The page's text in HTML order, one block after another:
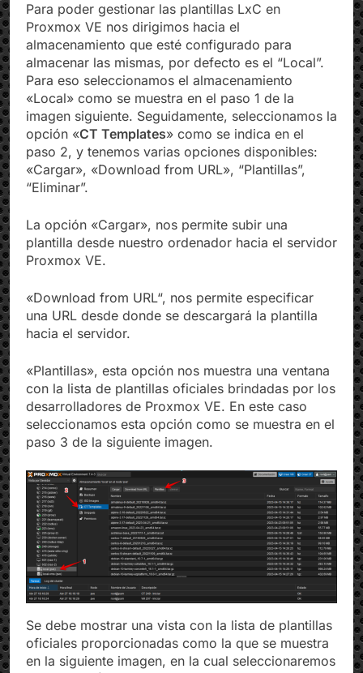
Para poder gestionar las plantillas LxC en
Proxmox VE nos dirigimos hacia el
almacenamiento que esté configurado para
almacenar las mismas, por defecto es el “Local”.
Para eso seleccionamos el almacenamiento
«Local» como se muestra en el paso 1 de la
imagen siguiente. Seguidamente, seleccionamos la
opción «CT Templates» como se indica en el
paso 2, y tenemos varias opciones disponibles:
«Cargar», «Download from URL», “Plantillas”,
“Eliminar”.
La opción «Cargar», nos permite subir una
plantilla desde nuestro ordenador hacia el servidor
Proxmox VE.
«Download from URL“, nos permite especificar
una URL desde donde se descargará la plantilla
hacia el servidor.
«Plantillas», esta opción nos muestra una ventana
con la lista de plantillas oficiales brindadas por los
desarrolladores de Proxmox VE. En este caso
seleccionamos esta opción como se muestra en el
paso 3 de la siguiente imagen.
Se debe mostrar una vista con la lista de plantillas
oficiales proporcionadas como la que se muestra
en la siguiente imagen, en la cual seleccionaremos